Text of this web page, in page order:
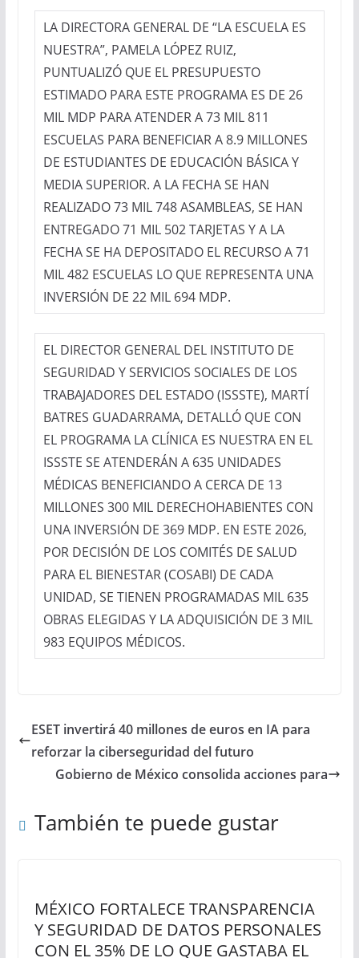
LA DIRECTORA GENERAL DE “LA ESCUELA ES
NUESTRA”, PAMELA LÓPEZ RUIZ,
PUNTUALIZÓ QUE EL PRESUPUESTO
ESTIMADO PARA ESTE PROGRAMA ES DE 26
MIL MDP PARA ATENDER A 73 MIL 811
ESCUELAS PARA BENEFICIAR A 8.9 MILLONES
DE ESTUDIANTES DE EDUCACIÓN BÁSICA Y
MEDIA SUPERIOR. A LA FECHA SE HAN
REALIZADO 73 MIL 748 ASAMBLEAS, SE HAN
ENTREGADO 71 MIL 502 TARJETAS Y A LA
FECHA SE HA DEPOSITADO EL RECURSO A 71
MIL 482 ESCUELAS LO QUE REPRESENTA UNA
INVERSIÓN DE 22 MIL 694 MDP.
EL DIRECTOR GENERAL DEL INSTITUTO DE
SEGURIDAD Y SERVICIOS SOCIALES DE LOS
TRABAJADORES DEL ESTADO (ISSSTE), MARTÍ
BATRES GUADARRAMA, DETALLÓ QUE CON
EL PROGRAMA LA CLÍNICA ES NUESTRA EN EL
ISSSTE SE ATENDERÁN A 635 UNIDADES
MÉDICAS BENEFICIANDO A CERCA DE 13
MILLONES 300 MIL DERECHOHABIENTES CON
UNA INVERSIÓN DE 369 MDP. EN ESTE 2026,
POR DECISIÓN DE LOS COMITÉS DE SALUD
PARA EL BIENESTAR (COSABI) DE CADA
UNIDAD, SE TIENEN PROGRAMADAS MIL 635
OBRAS ELEGIDAS Y LA ADQUISICIÓN DE 3 MIL
983 EQUIPOS MÉDICOS.
ESET invertirá 40 millones de euros en IA para
reforzar la ciberseguridad del futuro
Gobierno de México consolida acciones para
También te puede gustar
MÉXICO FORTALECE TRANSPARENCIA
Y SEGURIDAD DE DATOS PERSONALES
CON EL 35% DE LO QUE GASTABA EL